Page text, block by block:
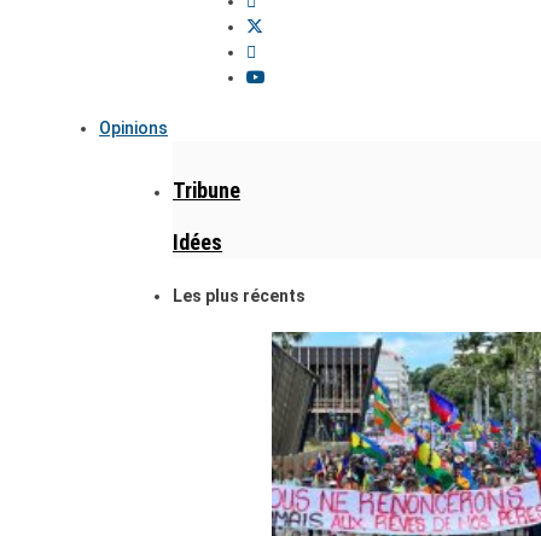
Opinions
Tribune
Idées
Les plus récents